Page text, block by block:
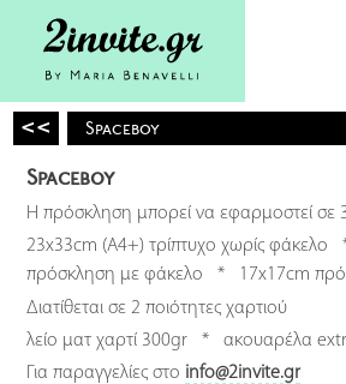
<< Spaceboy
Spaceboy
Η πρόσκληση μπορεί να εφαρμοστεί σε 3
23x33cm (A4+) τρίπτυχο χωρίς
πρόσκληση με φάκελο * 17x17cm
Διατίθεται σε 2 ποιότητες χαρτιού
λείο ματ χαρτί 300gr * ακουαρέλα
Για παραγγελίες στο info@2invite.gr